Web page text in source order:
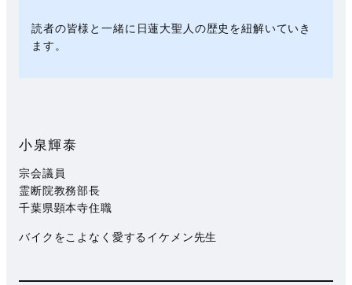
読者の皆様と一緒に日蓮大聖人の歴史を紐解いていき
ます。
小泉輝泰
宗会議員
霊断院教務部長
千葉県顕本寺住職
バイクをこよなく愛するイケメン先生